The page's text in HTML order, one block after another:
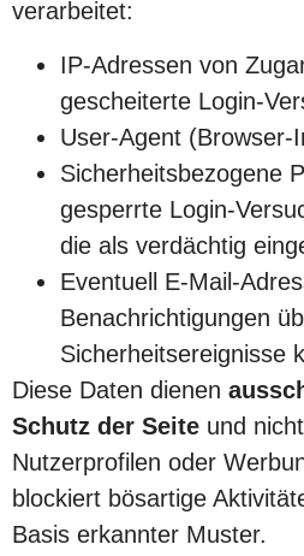
verarbeitet:
IP-Adressen von
gescheiterte Login-
User-Agent (Browser-
Sicherheitsbezogene
gesperrte Login-
die als verdächtig
Eventuell E-Mail-
Benachrichtigungen
Sicherheitsereignisse
Diese Daten dienen
Schutz der Seite und
Nutzerprofilen oder
blockiert bösartige
Basis erkannter Muster.